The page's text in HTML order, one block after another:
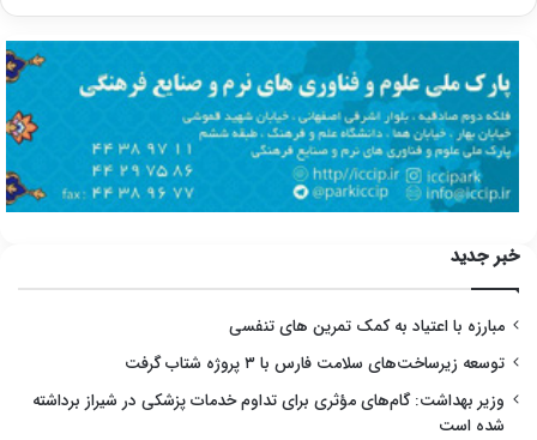
خبر جدید
مبارزه با اعتیاد به کمک تمرین های تنفسی
توسعه زیرساخت‌های سلامت فارس با ۳ پروژه شتاب گرفت
وزیر بهداشت: گام‌های مؤثری برای تداوم خدمات پزشکی در شیراز برداشته
شده است